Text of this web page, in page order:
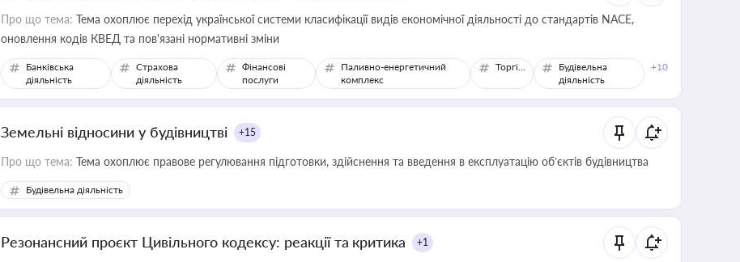
Про що тема: Тема охоплює перехід української системи класифікації видів економічної діяльності до стандартів NACE,
оновлення кодів КВЕД та пов'язані нормативні зміни
Банківська
діяльність
Страхова
діяльність
Фінансові
послуги
Паливно-енергетичний
комплекс
Торгівля
Будівельна
діяльність
+10
Земельні відносини у будівництві +15
Про що тема: Тема охоплює правове регулювання підготовки, здійснення та введення в експлуатацію об’єктів будівництва
Будівельна діяльність
Резонансний проєкт Цивільного кодексу: реакції та критика +1